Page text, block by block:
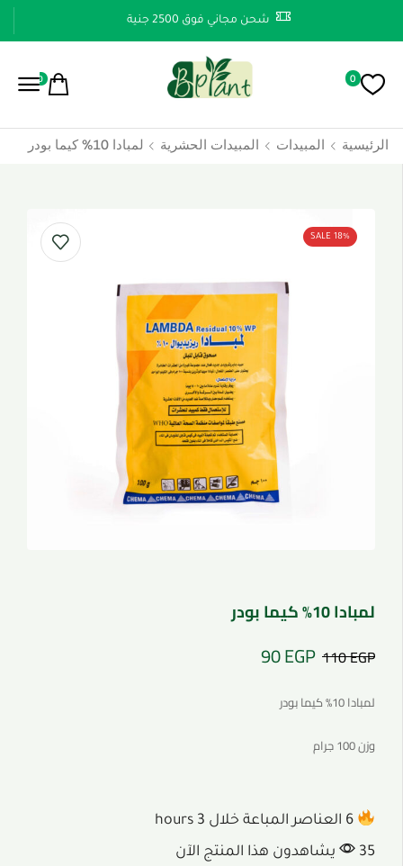
شحن مجاني فوق 2500 جنية
0
0
الرئيسية المبيدات المبيدات الحشرية لمبادا 10% كيما بودر
SALE 18%
لمبادا 10% كيما بودر
110EGP
90EGP
لمبادا 10% كيما بودر
وزن 100 جرام
6 العناصر المباعة خلال 3 hours
35 يشاهدون هذا المنتج الآن